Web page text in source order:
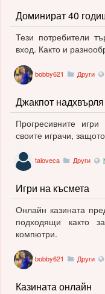
Доминират 40
Тези потребители
вход. Както и
Джакпот надхвърля
bobby621 Други
Прогресивните
своите играчи,
Игри на късмета
taloveca Други
Онлайн казината
подходящи както
компютри.
Казината онлайн
bobby621 Други